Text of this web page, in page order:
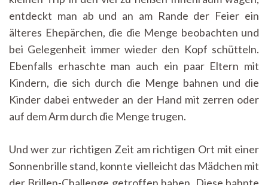
entdeckt man ab und an am Rande der Feier ein
älteres Ehepärchen, die die Menge beobachten und
bei Gelegenheit immer wieder den Kopf schütteln.
Ebenfalls erhaschte man auch ein paar Eltern mit
Kindern, die sich durch die Menge bahnen und die
Kinder dabei entweder an der Hand mit zerren oder
auf dem Arm durch die Menge trugen.
Und wer zur richtigen Zeit am richtigen Ort mit einer
Sonnenbrille stand, konnte vielleicht das Mädchen mit
der Brillen-Challenge getroffen haben. Diese bahnte